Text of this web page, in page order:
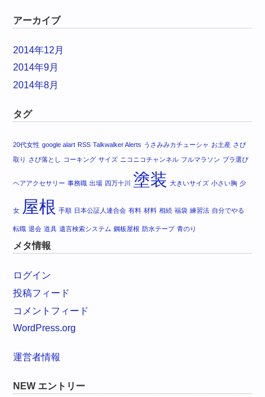
アーカイブ
2014年12月
2014年9月
2014年8月
タグ
20代女性 google alart RSS Talkwalker Alerts うさみみカチューシャ お土産 さび
取り さび落とし コーキング サイズ ニコニコチャンネル フルマラソン ブラ選び
ヘアアクセサリー 事務職 出場 四万十川 塗装 大きいサイズ 小さい胸 少
女 屋根 手順 日本公証人連合会 有料 材料 相続 福袋 練習法 自分でやる
転職 退会 道具 遺言検索システム 鋼板屋根 防水テープ 青のり
メタ情報
ログイン
投稿フィード
コメントフィード
WordPress.org
運営者情報
NEW エントリー